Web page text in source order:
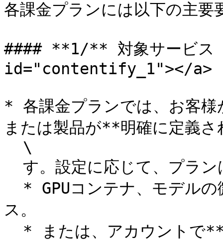
各課金プランには以下の主要
#### **1/** 対象サービ
id="contentify_1"></a>
* 各課金プランでは、お客
または製品が**明確に定義さ
ス。